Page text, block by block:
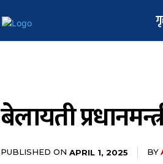
बेलायती
PUBLISHED ON APRIL 1, 2025 BY